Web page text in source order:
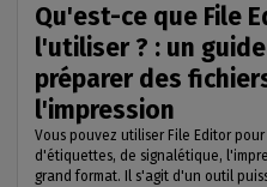
Qu'est-ce que File
l'utiliser ? : un
préparer des
l'impression
Vous pouvez utiliser File Editor
d'étiquettes, de signalétique,
grand format. Il s'agit d'un outil